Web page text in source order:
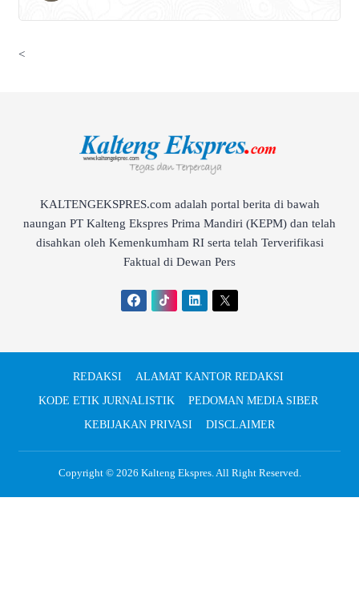
<
KALTENGEKSPRES.com adalah portal berita di bawah
naungan PT Kalteng Ekspres Prima Mandiri (KEPM) dan telah
disahkan oleh Kemenkumham RI serta telah Terverifikasi
Faktual di Dewan Pers
REDAKSI
ALAMAT KANTOR REDAKSI
KODE ETIK JURNALISTIK
PEDOMAN MEDIA SIBER
KEBIJAKAN PRIVASI
DISCLAIMER
Copyright © 2026 Kalteng Ekspres. All Right Reserved.